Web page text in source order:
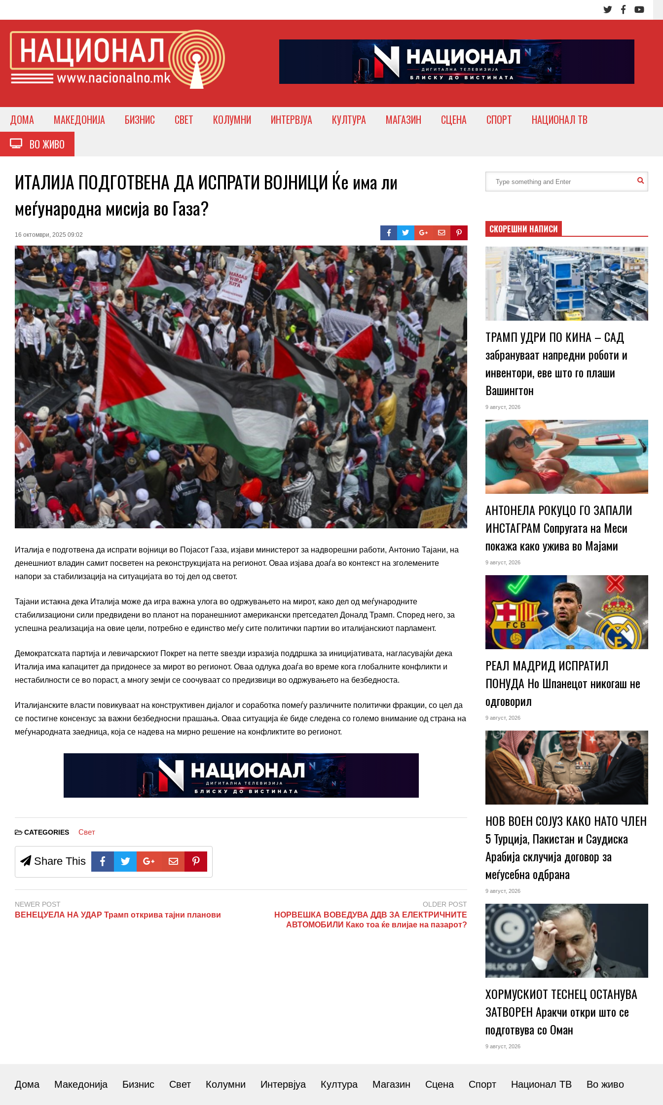
ДОМА МАКЕДОНИЈА БИЗНИС СВЕТ КОЛУМНИ ИНТЕРВЈУА КУЛТУРА МАГАЗИН СЦЕНА СПОРТ
НАЦИОНАЛ ТВ
ВО ЖИВО
ИТАЛИЈА ПОДГОТВЕНА ДА ИСПРАТИ ВОЈНИЦИ Ќе има ли
меѓународна мисија во Газа?
16 октомври, 2025 09:02
Италија е подготвена да испрати војници во Појасот Газа, изјави министерот за надворешни работи, Антонио Тајани, на
денешниот владин самит посветен на реконструкцијата на регионот. Оваа изјава доаѓа во контекст на зголемените
напори за стабилизација на ситуацијата во тој дел од светот.
Тајани истакна дека Италија може да игра важна улога во одржувањето на мирот, како дел од меѓународните
стабилизациони сили предвидени во планот на поранешниот американски претседател Доналд Трамп. Според него, за
успешна реализација на овие цели, потребно е единство меѓу сите политички партии во италијанскиот парламент.
Демократската партија и левичарскиот Покрет на петте ѕвезди изразија поддршка за иницијативата, нагласувајќи дека
Италија има капацитет да придонесе за мирот во регионот. Оваа одлука доаѓа во време кога глобалните конфликти и
нестабилности се во пораст, а многу земји се соочуваат со предизвици во одржувањето на безбедноста.
Италијанските власти повикуваат на конструктивен дијалог и соработка помеѓу различните политички фракции, со цел да
се постигне консензус за важни безбедносни прашања. Оваа ситуација ќе биде следена со големо внимание од страна на
меѓународната заедница, која се надева на мирно решение на конфликтите во регионот.
CATEGORIES Свет
Share This
NEWER POST
ВЕНЕЦУЕЛА НА УДАР Трамп открива тајни планови
OLDER POST
НОРВЕШКА ВОВЕДУВА ДДВ ЗА ЕЛЕКТРИЧНИТЕ
АВТОМОБИЛИ Како тоа ќе влијае на пазарот?
СКОРЕШНИ НАПИСИ
ТРАМП УДРИ ПО КИНА – САД
забрануваат напредни роботи и
инвентори, еве што го плаши
Вашингтон
9 август, 2026
АНТОНЕЛА РОКУЦО ГО ЗАПАЛИ
ИНСТАГРАМ Сопругата на Меси
покажа како ужива во Мајами
9 август, 2026
РЕАЛ МАДРИД ИСПРАТИЛ
ПОНУДА Но Шпанецот никогаш не
одговорил
9 август, 2026
НОВ ВОЕН СОЈУЗ КАКО НАТО ЧЛЕН
5 Турција, Пакистан и Саудиска
Арабија склучија договор за
меѓусебна одбрана
9 август, 2026
ХОРМУСКИОТ ТЕСНЕЦ ОСТАНУВА
ЗАТВОРЕН Аракчи откри што се
подготвува со Оман
9 август, 2026
Дома Македонија Бизнис Свет Колумни Интервјуа Култура Магазин Сцена Спорт Национал ТВ Во живо